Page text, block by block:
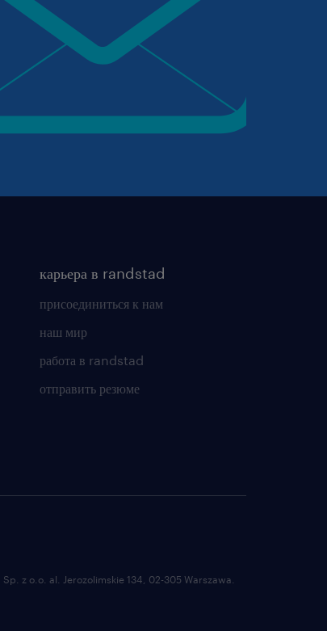
карьера в randstad
присоединиться к нам
наш мир
работа в randstad
отправить резюме
z o.o. al. Jerozolimskie 134, 02-305 Warszawa.